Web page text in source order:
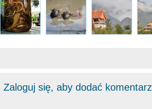
Zaloguj się, aby dodać komentarz